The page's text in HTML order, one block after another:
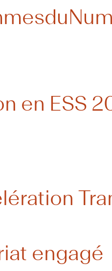
en ESS
engagé